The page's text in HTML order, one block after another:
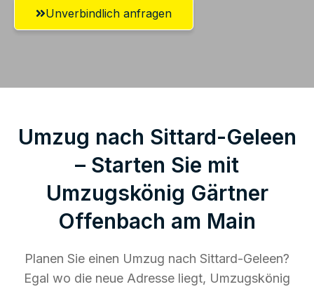
Unverbindlich anfragen
Umzug nach Sittard-Geleen
– Starten Sie mit
Umzugskönig Gärtner
Offenbach am Main
Planen Sie einen Umzug nach Sittard-Geleen?
Egal wo die neue Adresse liegt, Umzugskönig